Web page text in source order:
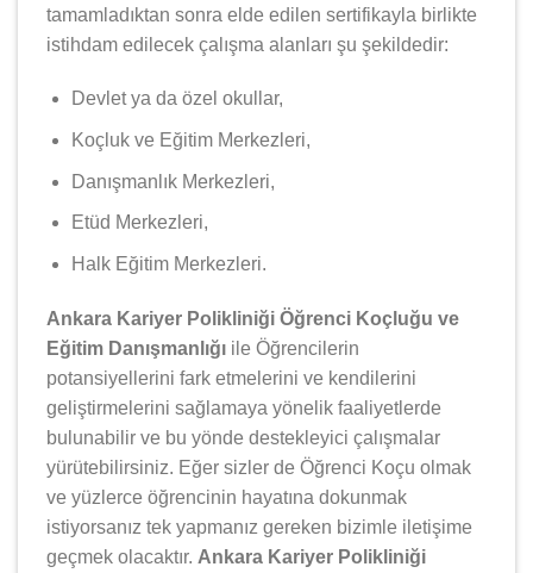
tamamladıktan sonra elde edilen sertifikayla birlikte
istihdam edilecek çalışma alanları şu şekildedir:
Devlet ya da özel okullar,
Koçluk ve Eğitim Merkezleri,
Danışmanlık Merkezleri,
Etüd Merkezleri,
Halk Eğitim Merkezleri.
Ankara Kariyer Polikliniği Öğrenci Koçluğu ve
Eğitim Danışmanlığı ile Öğrencilerin
potansiyellerini fark etmelerini ve kendilerini
geliştirmelerini sağlamaya yönelik faaliyetlerde
bulunabilir ve bu yönde destekleyici çalışmalar
yürütebilirsiniz. Eğer sizler de Öğrenci Koçu olmak
ve yüzlerce öğrencinin hayatına dokunmak
istiyorsanız tek yapmanız gereken bizimle iletişime
geçmek olacaktır. Ankara Kariyer Polikliniği